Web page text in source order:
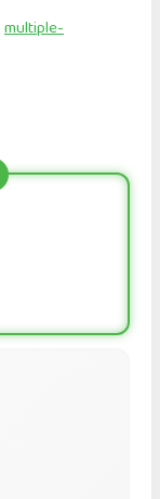
multiple-